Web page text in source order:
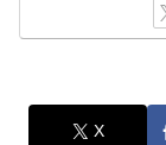
X